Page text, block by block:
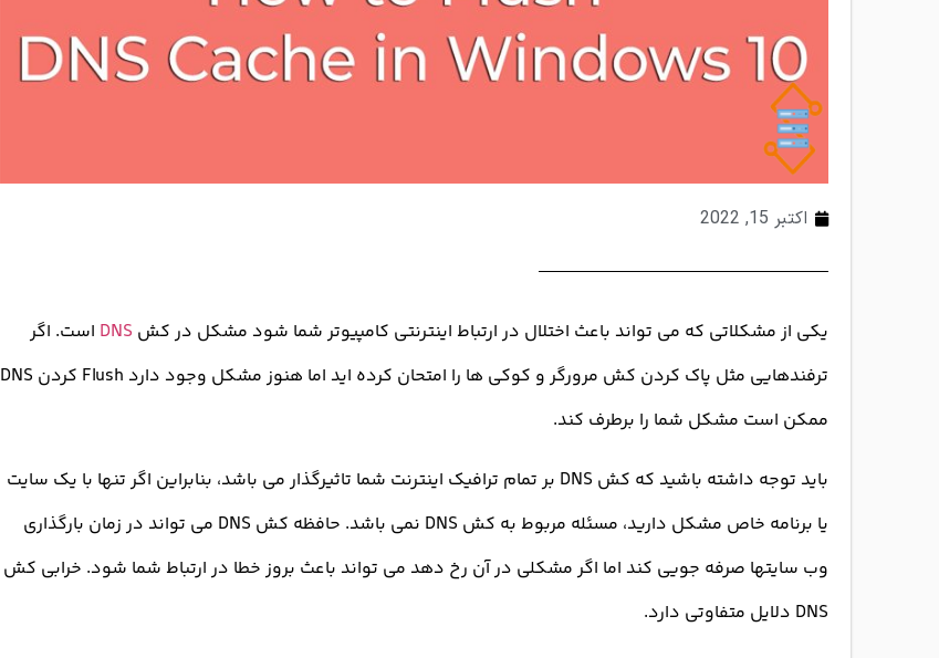
اکتبر 15, 2022
یکی از مشکلاتی که می تواند باعث اختلال در ارتباط اینترنتی کامپیوتر شما شود مشکل در کش DNS است. اگر
ترفندهایی مثل پاک کردن کش مرورگر و کوکی ها را امتحان کرده اید اما هنوز مشکل وجود دارد Flush کردن DNS
ممکن است مشکل شما را برطرف کند.
باید توجه داشته باشید که کش DNS بر تمام ترافیک اینترنت شما تاثیرگذار می باشد، بنابراین اگر تنها با یک سایت
یا برنامه خاص مشکل دارید، مسئله مربوط به کش DNS نمی باشد. حافظه کش DNS می تواند در زمان بارگذاری
وب سایتها صرفه جویی کند اما اگر مشکلی در آن رخ دهد می تواند باعث بروز خطا در ارتباط شما شود. خرابی کش
DNS دلایل متفاوتی دارد.